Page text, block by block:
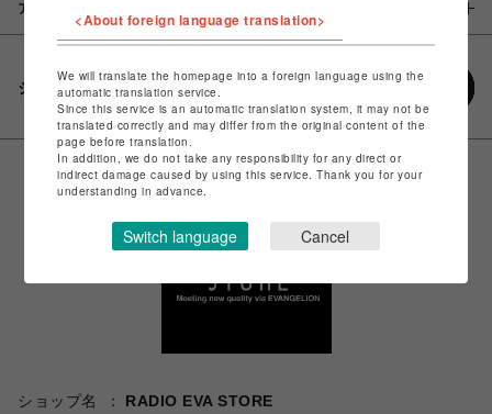
アイテム説明 / 素材
シェアする
ショップ名
RADIO EVA STORE
<About foreign language translation>
We will translate the homepage into a foreign language using the
automatic translation service.
Since this service is an automatic translation system, it may not be
translated correctly and may differ from the original content of the
page before translation.
In addition, we do not take any responsibility for any direct or
indirect damage caused by using this service. Thank you for your
understanding in advance.
Switch language Cancel